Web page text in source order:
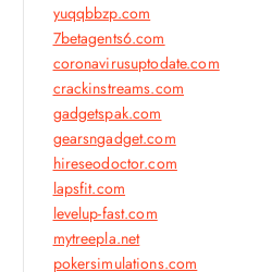
yuqqbbzp.com
7betagents6.com
coronavirusuptodate.com
crackinstreams.com
gadgetspak.com
gearsngadget.com
hireseodoctor.com
lapsfit.com
levelup-fast.com
mytreepla.net
pokersimulations.com